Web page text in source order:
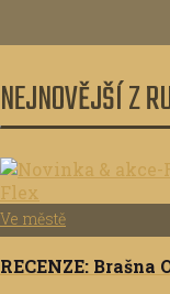
NEJNOVĚJŠÍ Z
Ve městě
RECENZE: